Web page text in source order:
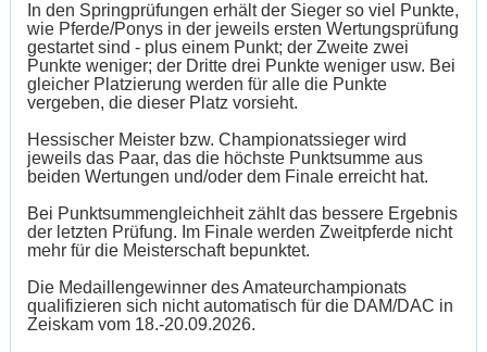
In den Springprüfungen erhält der Sieger so viel Punkte,
wie Pferde/Ponys in der jeweils ersten Wertungsprüfung
gestartet sind - plus einem Punkt; der Zweite zwei
Punkte weniger; der Dritte drei Punkte weniger usw. Bei
gleicher Platzierung werden für alle die Punkte
vergeben, die dieser Platz vorsieht.
Hessischer Meister bzw. Championatssieger wird
jeweils das Paar, das die höchste Punktsumme aus
beiden Wertungen und/oder dem Finale erreicht hat.
Bei Punktsummengleichheit zählt das bessere Ergebnis
der letzten Prüfung. Im Finale werden Zweitpferde nicht
mehr für die Meisterschaft bepunktet.
Die Medaillengewinner des Amateurchampionats
qualifizieren sich nicht automatisch für die DAM/DAC in
Zeiskam vom 18.-20.09.2026.